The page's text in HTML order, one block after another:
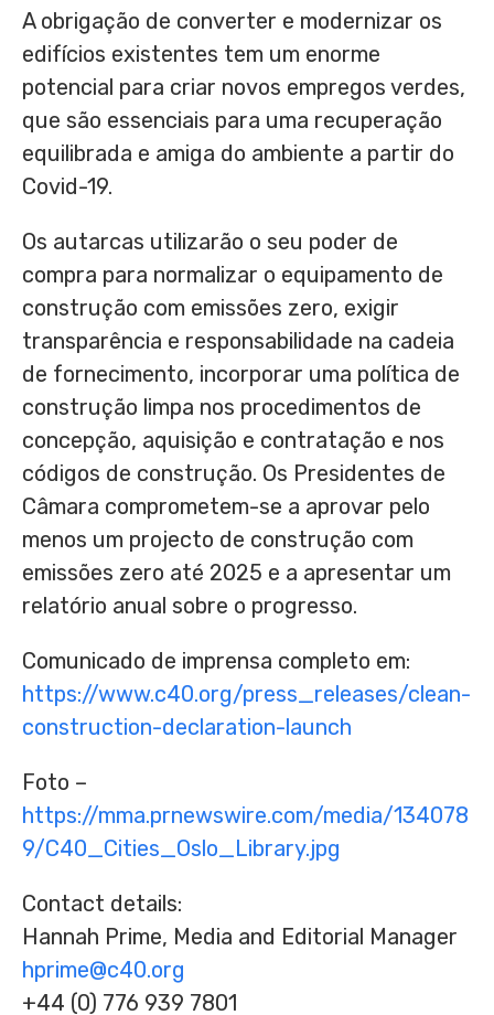
A obrigação de converter e modernizar os
edifícios existentes tem um enorme
potencial para criar novos empregos verdes,
que são essenciais para uma recuperação
equilibrada e amiga do ambiente a partir do
Covid-19.
Os autarcas utilizarão o seu poder de
compra para normalizar o equipamento de
construção com emissões zero, exigir
transparência e responsabilidade na cadeia
de fornecimento, incorporar uma política de
construção limpa nos procedimentos de
concepção, aquisição e contratação e nos
códigos de construção. Os Presidentes de
Câmara comprometem-se a aprovar pelo
menos um projecto de construção com
emissões zero até 2025 e a apresentar um
relatório anual sobre o progresso.
Comunicado de imprensa completo em:
https://www.c40.org/press_releases/clean-
construction-declaration-launch
Foto –
https://mma.prnewswire.com/media/134078
9/C40_Cities_Oslo_Library.jpg
Contact details:
Hannah Prime, Media and Editorial Manager
hprime@c40.org
+44 (0) 776 939 7801